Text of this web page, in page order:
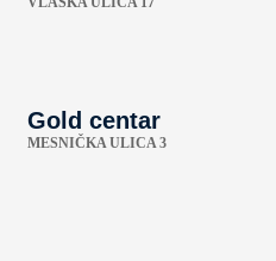
Gold centar
MESNIČKA ULICA 3